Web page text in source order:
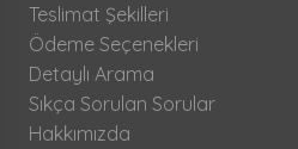
Teslimat Şekilleri
Ödeme Seçenekleri
Detaylı Arama
Sıkça Sorulan Sorular
Hakkımızda